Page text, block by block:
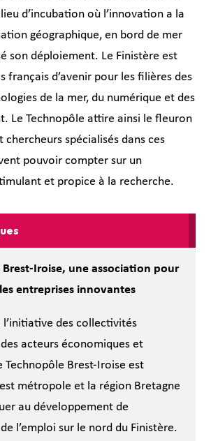
d’incubation où l’innovation a la
géographique, en bord de mer
son déploiement. Le Finistère est
français d’avenir pour les filières des
de la mer, du numérique et des
Le Technopôle attire ainsi le fleuron
chercheurs spécialisés dans ces
pouvoir compter sur un
et propice à la recherche.
Brest-Iroise, une association pour
entreprises innovantes
l’initiative des collectivités
acteurs économiques et
Technopôle Brest-Iroise est
métropole et la région Bretagne
au développement de
l’emploi sur le nord du Finistère.